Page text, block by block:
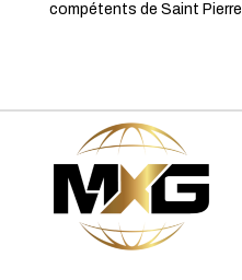
compétents de Saint Pierre